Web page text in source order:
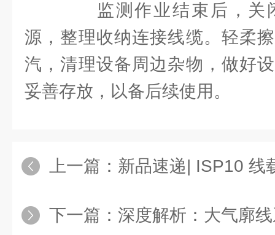
监测作业结束后，关
源，整理收纳连接线缆。轻柔
汽，清理设备周边杂物，做好
妥善存放，以备后续使用。
上一篇： 新品速递| ISP10 线
下一篇： 深度解析：大气廓线系